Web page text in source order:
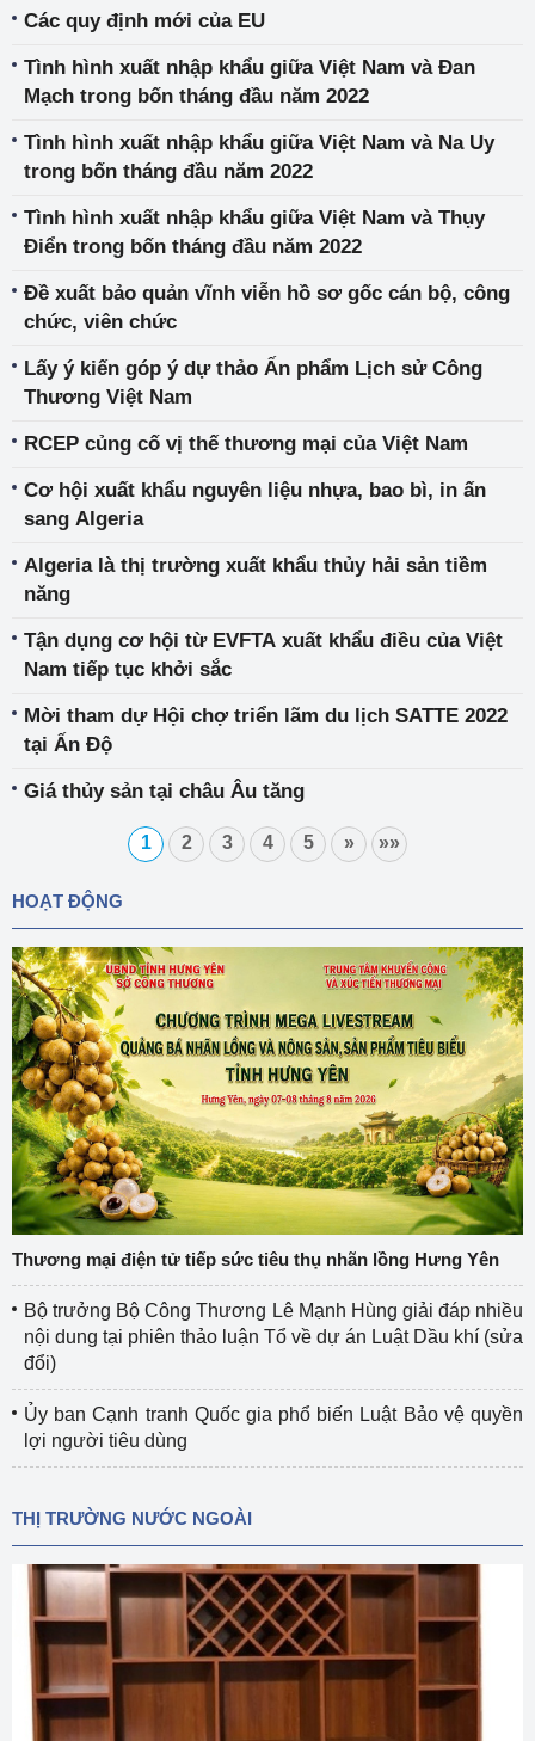
Các quy định mới của EU
Tình hình xuất nhập khẩu giữa Việt Nam và Đan
Mạch trong bốn tháng đầu năm 2022
Tình hình xuất nhập khẩu giữa Việt Nam và Na Uy
trong bốn tháng đầu năm 2022
Tình hình xuất nhập khẩu giữa Việt Nam và Thụy
Điển trong bốn tháng đầu năm 2022
Đề xuất bảo quản vĩnh viễn hồ sơ gốc cán bộ, công
chức, viên chức
Lấy ý kiến góp ý dự thảo Ấn phẩm Lịch sử Công
Thương Việt Nam
RCEP củng cố vị thế thương mại của Việt Nam
Cơ hội xuất khẩu nguyên liệu nhựa, bao bì, in ấn
sang Algeria
Algeria là thị trường xuất khẩu thủy hải sản tiềm
năng
Tận dụng cơ hội từ EVFTA xuất khẩu điều của Việt
Nam tiếp tục khởi sắc
Mời tham dự Hội chợ triển lãm du lịch SATTE 2022
tại Ấn Độ
Giá thủy sản tại châu Âu tăng
1 2 3 4 5 » »»
HOẠT ĐỘNG
Thương mại điện tử tiếp sức tiêu thụ nhãn lồng Hưng Yên
Bộ trưởng Bộ Công Thương Lê Mạnh Hùng giải đáp nhiều
nội dung tại phiên thảo luận Tổ về dự án Luật Dầu khí (sửa
đổi)
Ủy ban Cạnh tranh Quốc gia phổ biến Luật Bảo vệ quyền
lợi người tiêu dùng
THỊ TRƯỜNG NƯỚC NGOÀI